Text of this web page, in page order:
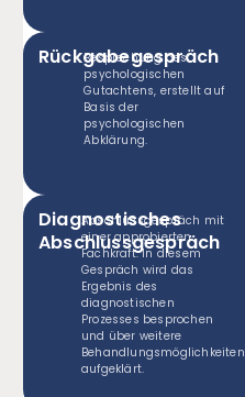
eine
erste
Einschätzung.
Völlig
kostenfrei.
Minuten.
Sofort klare
Einschätzung,
ob du
autistisch
sein könntest
Rückgabegespräch
Besprechung des
psychologischen
Gutachtens, erstellt auf
Basis der
psychologischen
Abklärung.
Diagnostisches
Abschlussgespräch
Abschlussgespräch mit
einer approbierten
Fachkraft. In diesem
Gespräch wird das
Ergebnis des
diagnostischen
Prozesses besprochen
und über weitere
Behandlungsmöglichkeiten
aufgeklärt.